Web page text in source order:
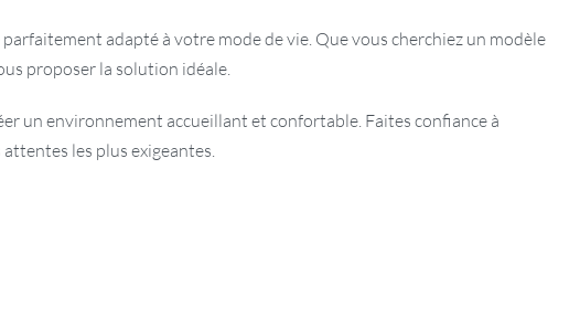
adapté à votre mode de vie. Que vous cherchiez un modèle
proposer la solution idéale.
un environnement accueillant et confortable. Faites confiance à
les plus exigeantes.